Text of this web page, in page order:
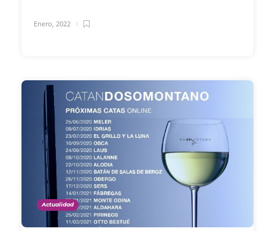
Enero, 2022
Actualidad